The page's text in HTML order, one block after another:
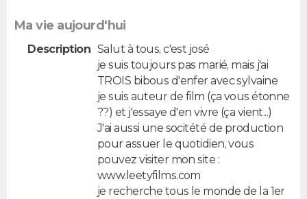
Ma vie aujourd'hui
Description Salut à tous, c'est josé
je suis toujours pas marié, mais j'ai
TROIS bibous d'enfer avec sylvaine
je suis auteur de film (ça vous étonne
??) et j'essaye d'en vivre (ça vient...)
J'ai aussi une socitété de production
pour assuer le quotidien, vous
pouvez visiter mon site :
www.leetyfilms.com
je recherche tous le monde de la 1er